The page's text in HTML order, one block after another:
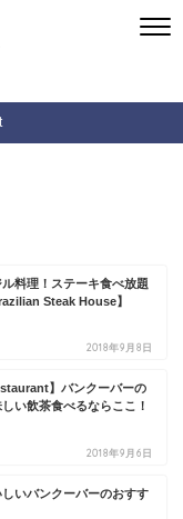
料理！ステーキ食べ放題
Steak House】
2018年9月8日
】バンクーバーの
い飲茶食べるならここ！
2018年9月6日
しいバンクーバーのおすす